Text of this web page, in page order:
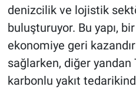
denizcilik ve lojistik
buluşturuyor. Bu yapı,
ekonomiye geri
sağlarken, diğer yandan
karbonlu yakıt